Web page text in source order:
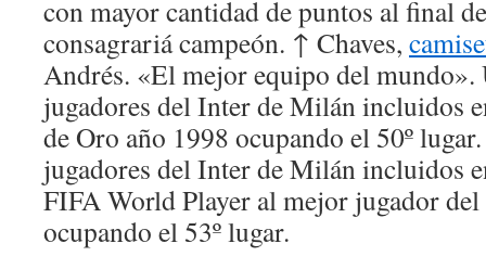
con mayor cantidad de puntos al final
consagrariá campeón. ↑ Chaves,
Andrés. «El mejor equipo del mundo».
jugadores del Inter de Milán incluidos
de Oro año 1998 ocupando el 50º
jugadores del Inter de Milán incluidos
FIFA World Player al mejor jugador
ocupando el 53º lugar.